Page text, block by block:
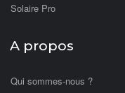
Solaire Pro
A propos
Qui sommes-nous ?